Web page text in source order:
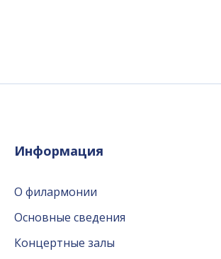
Информация
О филармонии
Основные сведения
Концертные залы